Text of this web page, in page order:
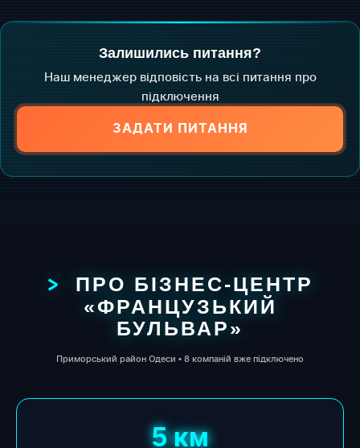
Залишились питання?
Наш менеджер відповість на всі питання про
підключення
ЗАДАТИ ПИТАННЯ
ПРО БІЗНЕС-ЦЕНТР
«ФРАНЦУЗЬКИЙ
БУЛЬВАР»
Приморський район Одеси • 8 компаній вже підключено
5 км